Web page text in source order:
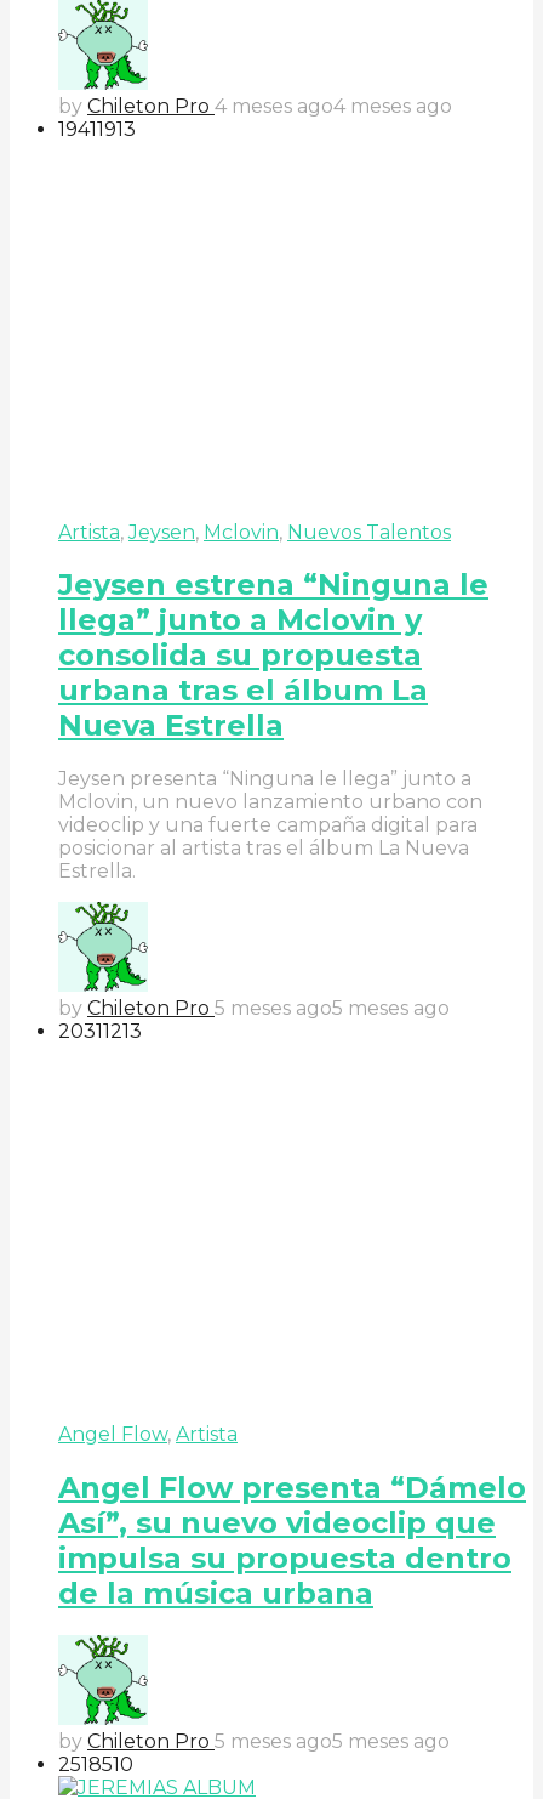
by Chileton Pro 4 meses ago4 meses ago
19411913
Artista,Jeysen, Mclovin, Nuevos Talentos
Jeysen estrena “Ninguna le
llega” junto a Mclovin y
consolida su propuesta
urbana tras el álbum La
Nueva Estrella
Jeysen presenta “Ninguna le llega” junto a
Mclovin, un nuevo lanzamiento urbano con
videoclip y una fuerte campaña digital para
posicionar al artista tras el álbum La Nueva
Estrella.
by Chileton Pro 5 meses ago5 meses ago
20311213
Angel Flow, Artista
Angel Flow presenta “Dámelo
Así”, su nuevo videoclip que
impulsa su propuesta dentro
de la música urbana
by Chileton Pro 5 meses ago5 meses ago
2518510